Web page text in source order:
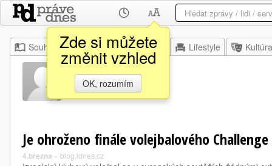
Zde si můžete
změnit vzhled
OK, rozumím
Souhrn Moje Z domova Lifestyle Kultúra
Mate Ašer
Je ohroženo finále volejbalového Challenge
4.března » blog.idnes.cz